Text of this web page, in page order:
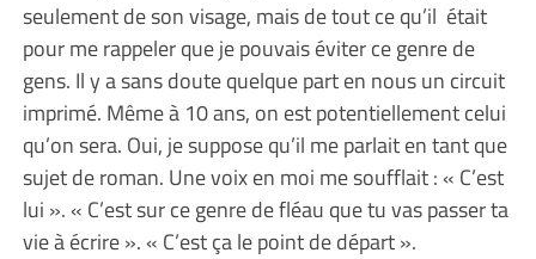
seulement de son visage, mais de tout ce qu’il était
pour me rappeler que je pouvais éviter ce genre de
gens. Il y a sans doute quelque part en nous un circuit
imprimé. Même à 10 ans, on est potentiellement celui
qu’on sera. Oui, je suppose qu’il me parlait en tant que
sujet de roman. Une voix en moi me soufflait : « C’est
lui ». « C’est sur ce genre de fléau que tu vas passer ta
vie à écrire ». « C’est ça le point de départ ».